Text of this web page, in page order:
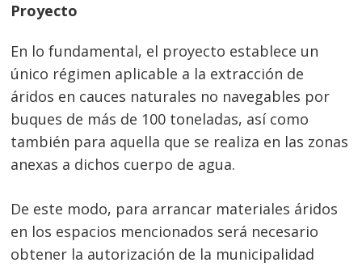
Proyecto
En lo fundamental, el proyecto establece un
único régimen aplicable a la extracción de
áridos en cauces naturales no navegables por
buques de más de 100 toneladas, así como
también para aquella que se realiza en las zonas
anexas a dichos cuerpo de agua.
De este modo, para arrancar materiales áridos
en los espacios mencionados será necesario
obtener la autorización de la municipalidad